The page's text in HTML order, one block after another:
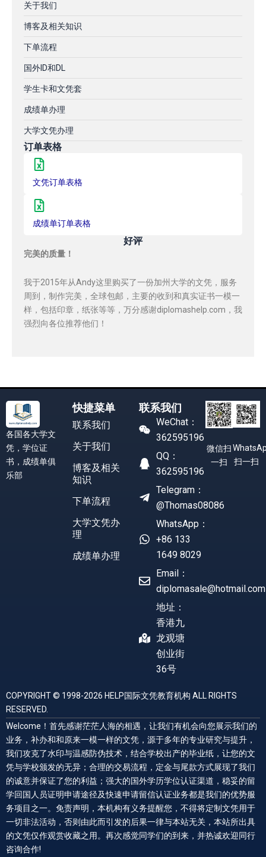
关于我们
博客及相关知识
下单流程
国外ID和DL
学生卡和文凭套
成绩单办理
大学文凭办理
订单表格
文凭订单表格
成绩单订单表格
好评
完美的质量！
我于2015年从Andy这里购买了一份加州大学的文凭，服务
周到，制作完美，全球包邮，主要的收到和真实证书一模一
样，包括印章，纸张等等，万分感谢diplomashelp.com，我
强烈向各位推荐他们！
各国各大学文
凭，学位证
书，成绩单俱
乐部
快捷菜单
联系我们
关于我们
博客及相关
知识
下单流程
大学文凭办
理
成绩单办理
联系我们
WeChat：
362595196
QQ：
362595196
Telegram：
@Thomas08086
WhatsApp：
+86 133
1649 8029
Email：
diplomasale@hotmail.com
地址：
香港九
龙观塘
创业街
36号
微信扫
一扫
扫一扫
COPYRIGHT © 1998-2026 HELP国际文凭教育机构 ALL RIGHTS
RESERVED.
Welcome！首先感谢茫茫人海的相遇，让我们有机会向您展示我们的
业务，补办和和原来一模一样的文凭，源于多年的专业研究与提升，
我们攻克了水印与温感防伪技术，结合学校出产的毕业纸，让您的文
凭与学校颁发的无异；合理的交易流程，定金与尾款方式展现了我们
的诚意并保证了您的利益；强大的国外学历学位认证渠道，稳妥的留
学回国人员证明申请途径及快速申请留信认证业务都是我们的优势服
务项目之一。免责声明，本机构有义务提醒您，不得将定制文凭用于
一切非法活动，否则由此而引发的后果一律与本站无关，本站所出具
的文凭仅作观赏收藏之用。再次感觉同学们的到来，并热诚欢迎同行
咨询合作!